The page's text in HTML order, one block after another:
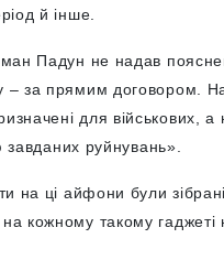
й інше.
Падун не надав
– за прямим договором.
для військових,
завданих руйнувань».
ці айфони були зібрані
кожному такому гаджеті